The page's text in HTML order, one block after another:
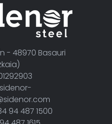
- 48970 Basauri
94 487 1500